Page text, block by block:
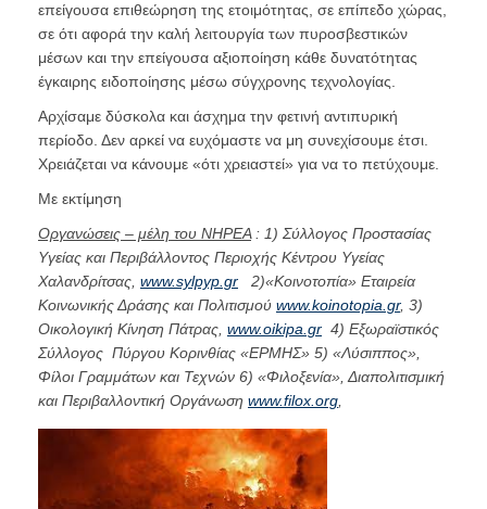
επείγουσα επιθεώρηση της ετοιμότητας, σε επίπεδο χώρας,
σε ότι αφορά την καλή λειτουργία των πυροσβεστικών
μέσων και την επείγουσα αξιοποίηση κάθε δυνατότητας
έγκαιρης ειδοποίησης μέσω σύγχρονης τεχνολογίας.
Αρχίσαμε δύσκολα και άσχημα την φετινή αντιπυρική
περίοδο. Δεν αρκεί να ευχόμαστε να μη συνεχίσουμε έτσι.
Χρειάζεται να κάνουμε «ότι χρειαστεί» για να το πετύχουμε.
Με εκτίμηση
Οργανώσεις – μέλη του ΝΗΡΕΑ: 1) Σύλλογος Προστασίας
Υγείας και Περιβάλλοντος Περιοχής Κέντρου Υγείας
Χαλανδρίτσας, www.sylpyp.gr 2)«Κοινοτοπία» Εταιρεία
Κοινωνικής Δράσης και Πολιτισμού www.koinotopia.gr, 3)
Οικολογική Κίνηση Πάτρας, www.oikipa.gr 4) Εξωραϊστικός
Σύλλογος Πύργου Κορινθίας «ΕΡΜΗΣ» 5) «Λύσιππος»,
Φίλοι Γραμμάτων και Τεχνών 6) «Φιλοξενία», Διαπολιτισμική
και Περιβαλλοντική Οργάνωση www.filox.org